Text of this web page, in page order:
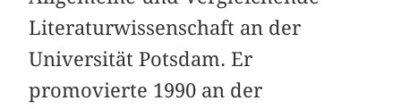
Literaturwissenschaft an der
Universität Potsdam. Er
promovierte 1990 an der